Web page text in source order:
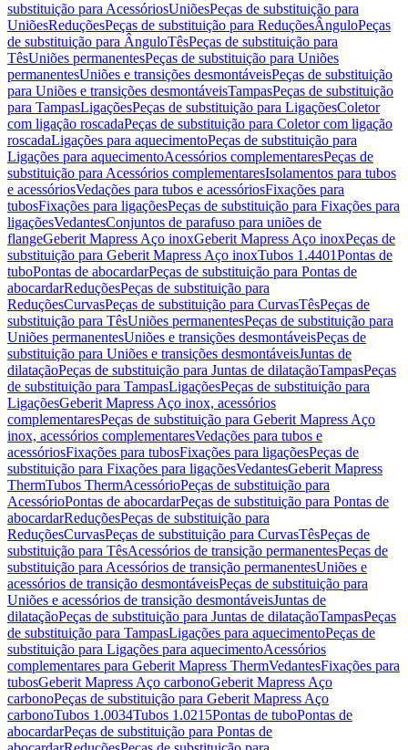
substituição para AcessóriosUniõesPeças de substituição para
UniõesReduçõesPeças de substituição para ReduçõesÂnguloPeças
de substituição para ÂnguloTêsPeças de substituição para
TêsUniões permanentesPeças de substituição para Uniões
permanentesUniões e transições desmontáveisPeças de substituição
para Uniões e transições desmontáveisTampasPeças de substituição
para TampasLigaçõesPeças de substituição para LigaçõesColetor
com ligação roscadaPeças de substituição para Coletor com ligação
roscadaLigações para aquecimentoPeças de substituição para
Ligações para aquecimentoAcessórios complementaresPeças de
substituição para Acessórios complementaresIsolamentos para tubos
e acessóriosVedações para tubos e acessóriosFixações para
tubosFixações para ligaçõesPeças de substituição para Fixações para
ligaçõesVedantesConjuntos de parafuso para uniões de
flangeGeberit Mapress Aço inoxGeberit Mapress Aço inoxPeças de
substituição para Geberit Mapress Aço inoxTubos 1.4401Pontas de
tuboPontas de abocardarPeças de substituição para Pontas de
abocardarReduçõesPeças de substituição para
ReduçõesCurvasPeças de substituição para CurvasTêsPeças de
substituição para TêsUniões permanentesPeças de substituição para
Uniões permanentesUniões e transições desmontáveisPeças de
substituição para Uniões e transições desmontáveisJuntas de
dilataçãoPeças de substituição para Juntas de dilataçãoTampasPeças
de substituição para TampasLigaçõesPeças de substituição para
LigaçõesGeberit Mapress Aço inox, acessórios
complementaresPeças de substituição para Geberit Mapress Aço
inox, acessórios complementaresVedações para tubos e
acessóriosFixações para tubosFixações para ligaçõesPeças de
substituição para Fixações para ligaçõesVedantesGeberit Mapress
ThermTubos ThermAcessórioPeças de substituição para
AcessórioPontas de abocardarPeças de substituição para Pontas de
abocardarReduçõesPeças de substituição para
ReduçõesCurvasPeças de substituição para CurvasTêsPeças de
substituição para TêsAcessórios de transição permanentesPeças de
substituição para Acessórios de transição permanentesUniões e
acessórios de transição desmontáveisPeças de substituição para
Uniões e acessórios de transição desmontáveisJuntas de
dilataçãoPeças de substituição para Juntas de dilataçãoTampasPeças
de substituição para TampasLigações para aquecimentoPeças de
substituição para Ligações para aquecimentoAcessórios
complementares para Geberit Mapress ThermVedantesFixações para
tubosGeberit Mapress Aço carbonoGeberit Mapress Aço
carbonoPeças de substituição para Geberit Mapress Aço
carbonoTubos 1.0034Tubos 1.0215Pontas de tuboPontas de
abocardarPeças de substituição para Pontas de